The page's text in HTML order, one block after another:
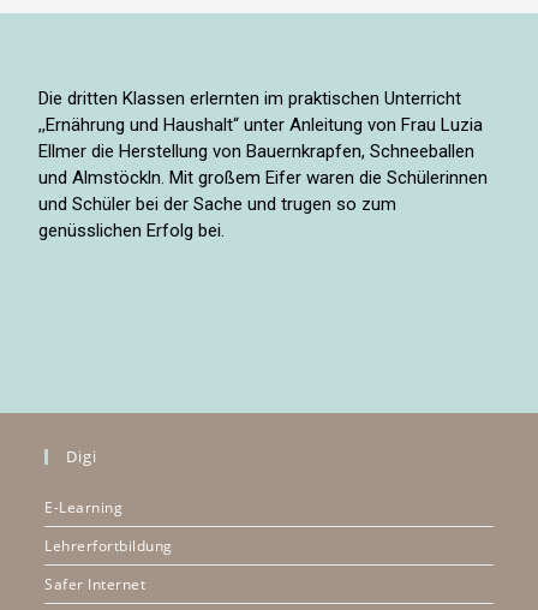
Die dritten Klassen erlernten im praktischen Unterricht
,,Ernährung und Haushalt“ unter Anleitung von Frau Luzia
Ellmer die Herstellung von Bauernkrapfen, Schneeballen
und Almstöckln. Mit großem Eifer waren die Schülerinnen
und Schüler bei der Sache und trugen so zum
genüsslichen Erfolg bei.
Digi
E-Learning
Lehrerfortbildung
Safer Internet